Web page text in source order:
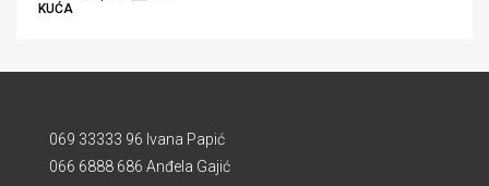
KUĆA
069 33333 96 Ivana Papić
066 6888 686 Anđela Gajić